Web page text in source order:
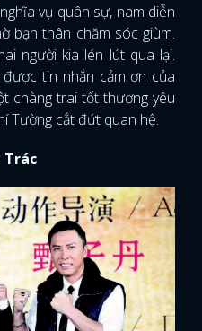
vụ quân sự, nam diễn
bạn thân chăm sóc giùm.
người kia lén lút qua lại.
tin nhắn cảm ơn của
chàng trai tốt thương yêu
Tường cắt đứt quan hệ.
Trác